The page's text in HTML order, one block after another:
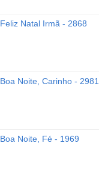
Feliz Natal Irmã - 2868
Boa Noite, Carinho - 2981
Boa Noite, Fé - 1969